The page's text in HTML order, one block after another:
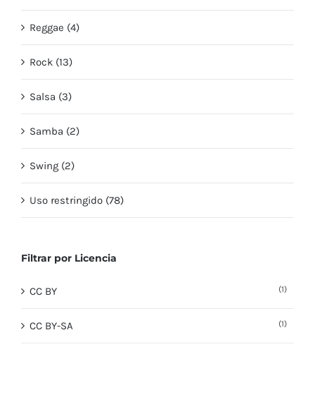
Reggae (4)
Rock (13)
Salsa (3)
Samba (2)
Swing (2)
Uso restringido (78)
Filtrar por Licencia
CC BY (1)
CC BY-SA (1)